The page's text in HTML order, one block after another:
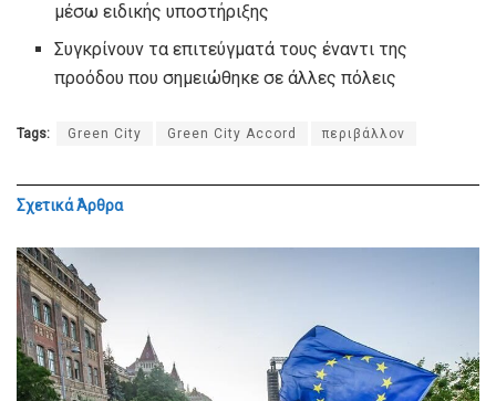
μέσω ειδικής υποστήριξης
Συγκρίνουν τα επιτεύγματά τους έναντι της
προόδου που σημειώθηκε σε άλλες πόλεις
Tags: Green City Green City Accord περιβάλλον
ΣχετικάΆρθρα